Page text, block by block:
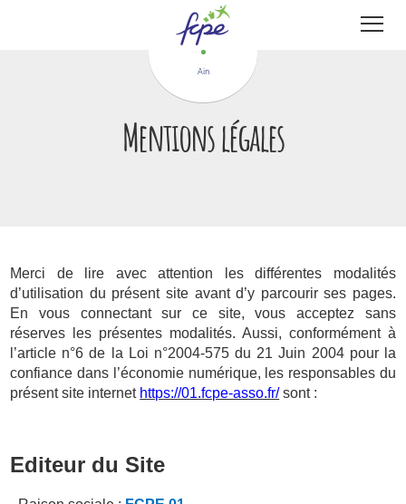
Ain
Mentions légales
Merci de lire avec attention les différentes modalités
d’utilisation du présent site avant d’y parcourir ses pages.
En vous connectant sur ce site, vous acceptez sans
réserves les présentes modalités. Aussi, conformément à
l’article n°6 de la Loi n°2004-575 du 21 Juin 2004 pour la
confiance dans l’économie numérique, les responsables du
présent site internet https://01.fcpe-asso.fr/sont :
Editeur du Site
Panneau de gestion des cookies